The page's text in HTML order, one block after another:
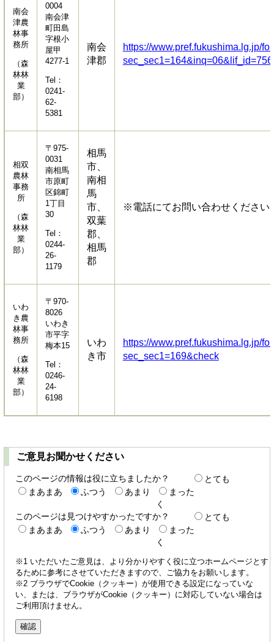
南会
津農
林事
務所
（森
林林
業
部）
0004
南会津
町田島
字根小
屋甲
4277-1
Tel：
0241-
62-
5381
南会
津郡
https://www.pref.fukushima.lg.jp/
相双
農林
事務
所
（森
林林
業
部）
〒975-
0031
南相馬
市原町
区錦町
1丁目
30
Tel：
0244-
26-
1179
相馬
市、
南相
馬
市、
双葉
郡、
相馬
郡
※電話にてお問い合わせください
いわ
き農
林事
務所
（森
林林
業
部）
〒970-
8026
いわき
市平字
梅本15
Tel：
0246-
24-
6198
いわ
き市
https://www.pref.fukushima.lg.jp/
sec_sec1=169&check
ご意見お聞かせください
このページの情報は役に立ちましたか？
とても
まあまあ
ふつう あまり
まった
く
このページは見つけやすかったですか？
とても
まあまあ
ふつう あまり
まった
く
※1 いただいたご意見は、より分かりやすく役に立つホームページとす
るために参考にさせていただきますので、ご協力をお願いします。
※2 ブラウザでCookie（クッキー）が使用できる設定になっていな
い、または、ブラウザがCookie（クッキー）に対応していない場合は
ご利用頂けません。